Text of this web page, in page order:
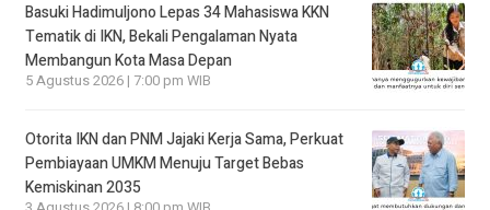
Basuki Hadimuljono Lepas 34 Mahasiswa KKN
Tematik di IKN, Bekali Pengalaman Nyata
Membangun Kota Masa Depan
5 Agustus 2026 | 7:00 pm WIB
Otorita IKN dan PNM Jajaki Kerja Sama, Perkuat
Pembiayaan UMKM Menuju Target Bebas
Kemiskinan 2035